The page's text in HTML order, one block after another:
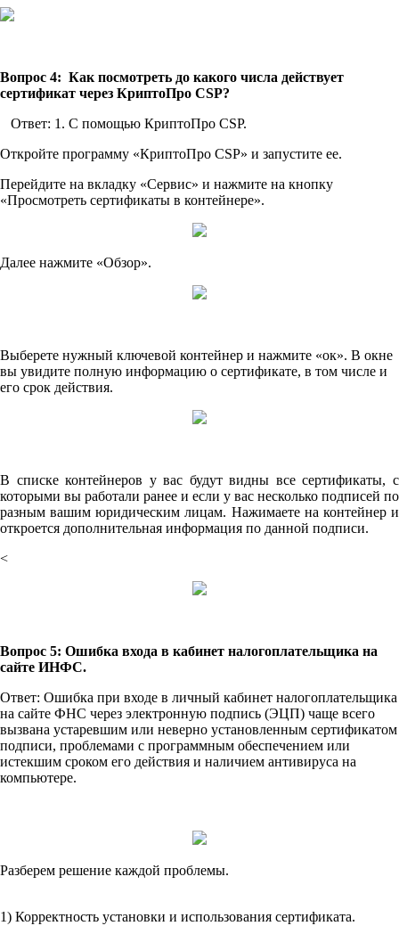
Вопрос 4: Как посмотреть до какого числа действует
сертификат через КриптоПро CSP?
Ответ: 1. С помощью КриптоПро CSP.
Откройте программу «КриптоПро CSP» и запустите ее.
Перейдите на вкладку «Сервис» и нажмите на кнопку
«Просмотреть сертификаты в контейнере».
Далее нажмите «Обзор».
Выберете нужный ключевой контейнер и нажмите «ок». В окне
вы увидите полную информацию о сертификате, в том числе и
его срок действия.
В списке контейнеров у вас будут видны все сертификаты, с
которыми вы работали ранее и если у вас несколько подписей по
разным вашим юридическим лицам. Нажимаете на контейнер и
откроется дополнительная информация по данной подписи.
<
Вопрос 5: Ошибка входа в кабинет налогоплательщика на
сайте ИНФС.
Ответ: Ошибка при входе в личный кабинет налогоплательщика
на сайте ФНС через электронную подпись (ЭЦП) чаще всего
вызвана устаревшим или неверно установленным сертификатом
подписи, проблемами с программным обеспечением или
истекшим сроком его действия и наличием антивируса на
компьютере.
Разберем решение каждой проблемы.
1) Корректность установки и использования сертификата.